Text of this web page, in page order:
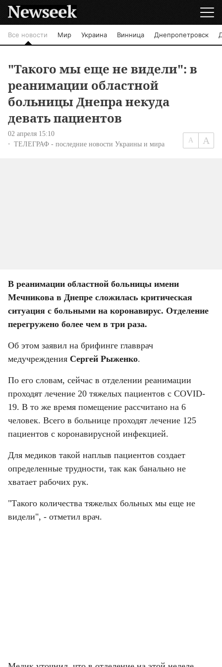
Все новости Мир Украина Винница Днепропетровск
"Такого мы еще не видели": в
реанимации областной
больницы Днепра некуда
девать пациентов
02 апреля 15:10
ТЕЛЕГРАФ - последние новости Украины и мира
В реанимации областной больницы имени
Мечникова в Днепре сложилась критическая
ситуация с больными на коронавирус. Отделение
перегружено более чем в три раза.
Об этом заявил на брифинге главврач
медучреждения Сергей Рыженко.
По его словам, сейчас в отделении реанимации
проходят лечение 20 тяжелых пациентов с COVID-
19. В то же время помещение рассчитано на 6
человек. Всего в больнице проходят лечение 125
пациентов с коронавирусной инфекцией.
Для медиков такой наплыв пациентов создает
определенные трудности, так как банально не
хватает рабочих рук.
"Такого количества тяжелых больных мы еще не
видели", - отметил врач.